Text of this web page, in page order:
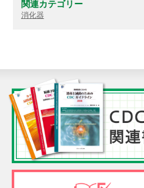
関連カテゴリー
消化器